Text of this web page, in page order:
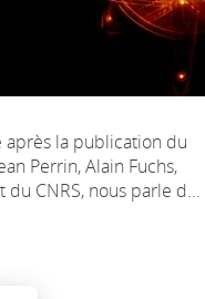
après la publication du
Perrin, Alain Fuchs,
du CNRS, nous parle d...